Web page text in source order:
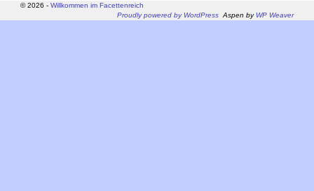
t
© 2026 - Willkommen im Facettenreich
Proudly powered by WordPress Aspen by WP Weaver